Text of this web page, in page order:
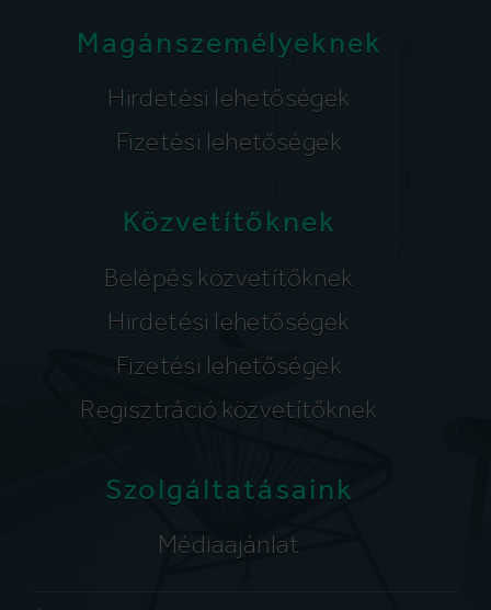
Magánszemélyeknek
Hirdetési lehetőségek
Fizetési lehetőségek
Közvetítőknek
Belépés közvetítőknek
Hirdetési lehetőségek
Fizetési lehetőségek
Regisztráció közvetítőknek
Szolgáltatásaink
Médiaajánlat